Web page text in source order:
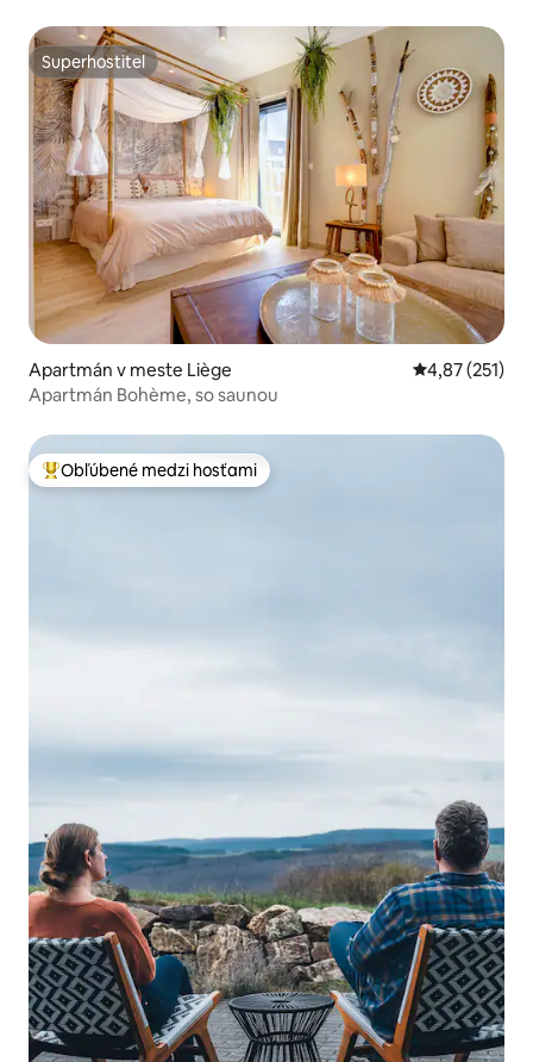
Superhostiteľ
Superhostiteľ
Apartmán v meste Liège Priemerné
4,87 (251)
Apartmán Bohème, so saunou
Najobľúbenejšie medzi hosťami
Obľúbené medzi hosťami